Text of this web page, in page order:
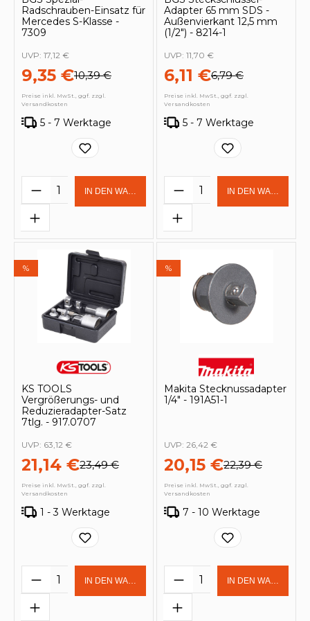
Radschrauben-Einsatz für
Mercedes S-Klasse -
7309
9,35 €10,39 €
UVP: 17,12 €
Preise inkl. MwSt., ggf. zzgl.
Versandkosten
5 - 7 Werktage
Produkt Anzahl: Gib den
IN DEN WARENKORB
Adapter 65 mm SDS -
Außenvierkant 12,5 mm
(1/2") - 8214-1
6,11 €6,79 €
UVP: 11,70 €
Preise inkl. MwSt., ggf. zzgl.
Versandkosten
5 - 7 Werktage
Produkt Anzahl:
IN DEN
%
KS TOOLS
Vergrößerungs- und
Reduzieradapter-Satz
7tlg. - 917.0707
21,14 €23,49 €
UVP: 63,12 €
Preise inkl. MwSt., ggf. zzgl.
Versandkosten
1 - 3 Werktage
Produkt Anzahl: Gib den
IN DEN WARENKORB
%
Makita Stecknussadapter
1/4" - 191A51-1
20,15 €22,39 €
UVP: 26,42 €
Preise inkl. MwSt., ggf. zzgl.
Versandkosten
7 - 10 Werktage
Produkt Anzahl:
IN DEN